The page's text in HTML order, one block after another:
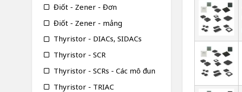
Điốt - Zener - Đơn
Điốt - Zener - mảng
Thyristor - DIACs, SIDACs
Thyristor - SCR
Thyristor - SCRs - Các mô đun
Thyristor - TRIAC